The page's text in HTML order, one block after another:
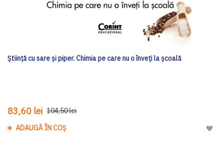
Ştiinţă cu sare şi piper. Chimia pe care nu o înveţi la şcoală
83,60 lei 104,50 lei
ADAUGĂ ÎN COȘ